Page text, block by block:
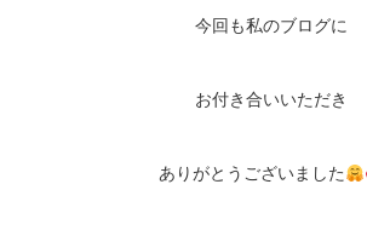
今回も私のブログに
お付き合いいただき
ありがとうございました